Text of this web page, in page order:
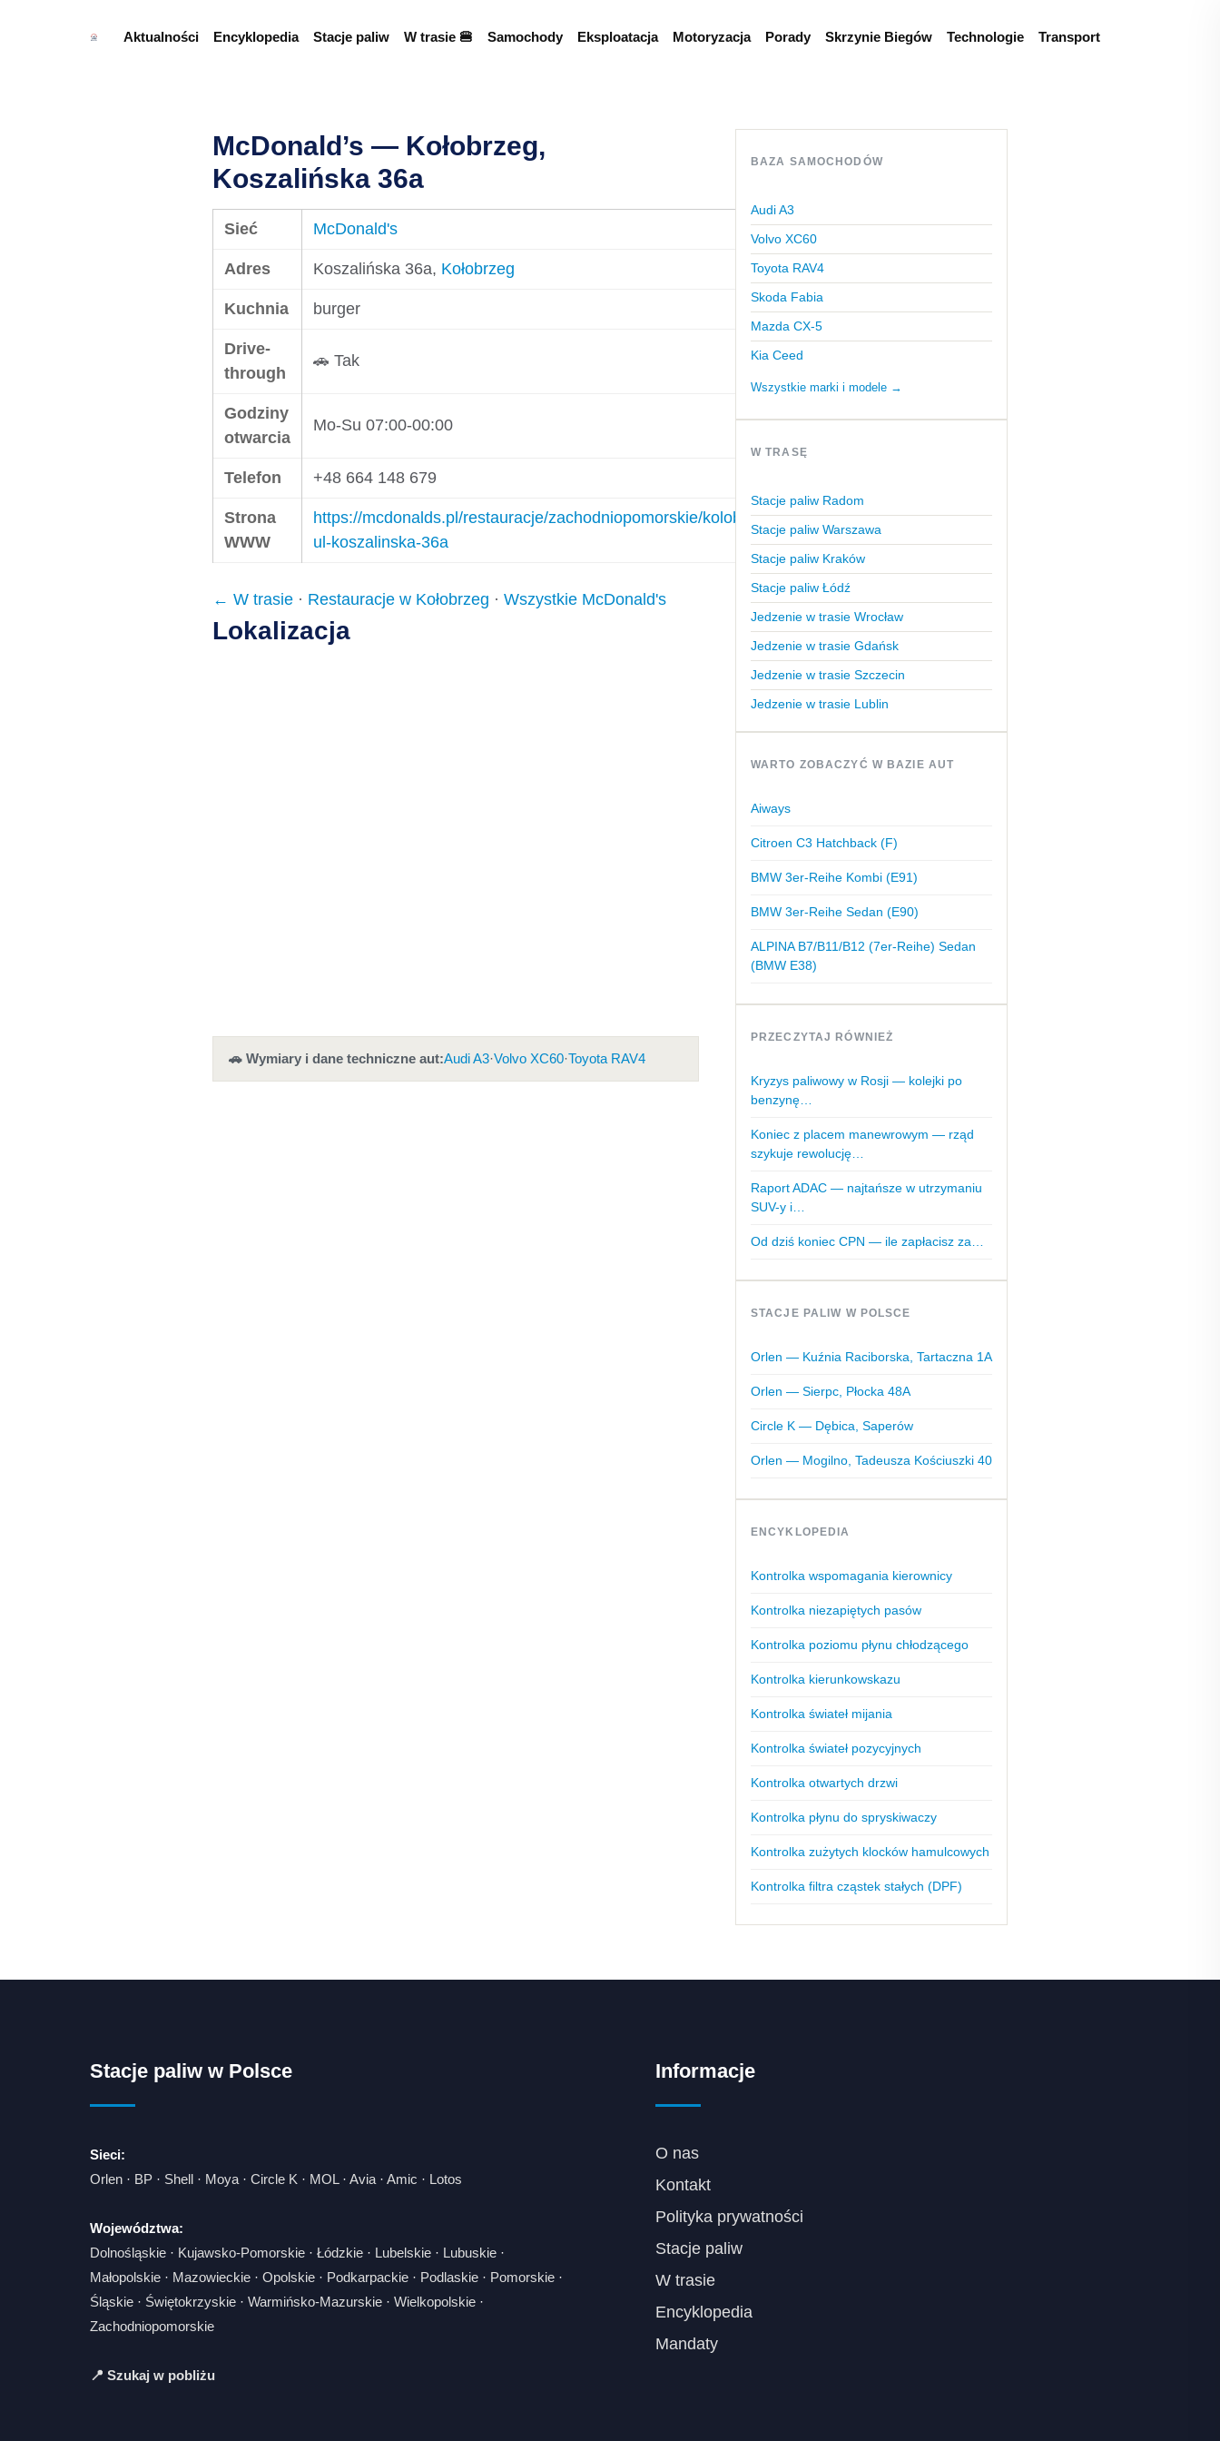
Aktualności Encyklopedia Stacje paliw W trasie 🍔 Samochody Eksploatacja Motoryzacja Porady Skrzynie Biegów Technologie Transport
McDonald’s — Kołobrzeg,
Koszalińska 36a
Sieć McDonald's
Adres Koszalińska 36a, Kołobrzeg
Kuchnia burger
Drive-
through
🚗 Tak
Godziny
otwarcia
Mo-Su 07:00-00:00
Telefon +48 664 148 679
Strona
WWW
https://mcdonalds.pl/restauracje/zachodniopomorskie/kolobrzeg/kolobrzeg-
ul-koszalinska-36a
← W trasie · Restauracje w Kołobrzeg · Wszystkie McDonald's
Lokalizacja
🚗 Wymiary i dane techniczne aut:Audi A3·Volvo XC60·Toyota RAV4
BAZA SAMOCHODÓW
Audi A3
Volvo XC60
Toyota RAV4
Skoda Fabia
Mazda CX-5
Kia Ceed
Wszystkie marki i modele →
W TRASĘ
Stacje paliw Radom
Stacje paliw Warszawa
Stacje paliw Kraków
Stacje paliw Łódź
Jedzenie w trasie Wrocław
Jedzenie w trasie Gdańsk
Jedzenie w trasie Szczecin
Jedzenie w trasie Lublin
WARTO ZOBACZYĆ W BAZIE AUT
Aiways
Citroen C3 Hatchback (F)
BMW 3er-Reihe Kombi (E91)
BMW 3er-Reihe Sedan (E90)
ALPINA B7/B11/B12 (7er-Reihe) Sedan
(BMW E38)
PRZECZYTAJ RÓWNIEŻ
Kryzys paliwowy w Rosji — kolejki po
benzynę…
Koniec z placem manewrowym — rząd
szykuje rewolucję…
Raport ADAC — najtańsze w utrzymaniu
SUV-y i…
Od dziś koniec CPN — ile zapłacisz za…
STACJE PALIW W POLSCE
Orlen — Kuźnia Raciborska, Tartaczna 1A
Orlen — Sierpc, Płocka 48A
Circle K — Dębica, Saperów
Orlen — Mogilno, Tadeusza Kościuszki 40
ENCYKLOPEDIA
Kontrolka wspomagania kierownicy
Kontrolka niezapiętych pasów
Kontrolka poziomu płynu chłodzącego
Kontrolka kierunkowskazu
Kontrolka świateł mijania
Kontrolka świateł pozycyjnych
Kontrolka otwartych drzwi
Kontrolka płynu do spryskiwaczy
Kontrolka zużytych klocków hamulcowych
Kontrolka filtra cząstek stałych (DPF)
Stacje paliw w Polsce
Sieci:
Orlen · BP · Shell · Moya · Circle K · MOL· Avia · Amic · Lotos
Województwa:
Dolnośląskie · Kujawsko-Pomorskie · Łódzkie · Lubelskie · Lubuskie ·
Małopolskie · Mazowieckie · Opolskie · Podkarpackie · Podlaskie · Pomorskie ·
Śląskie · Świętokrzyskie · Warmińsko-Mazurskie · Wielkopolskie ·
Zachodniopomorskie
📍 Szukaj w pobliżu
Informacje
O nas
Kontakt
Polityka prywatności
Stacje paliw
W trasie
Encyklopedia
Mandaty